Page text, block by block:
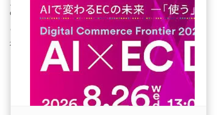
アスクル (1122)
base (1084)
ビィ・フォアード (782)
revico (745)
子会社でグループ企業の物流事業を手がけるホームロジスティクスが全国
60社以上の物流パートナー企業と連携して実現
瀧川 正実
2015年6月12日 9:00